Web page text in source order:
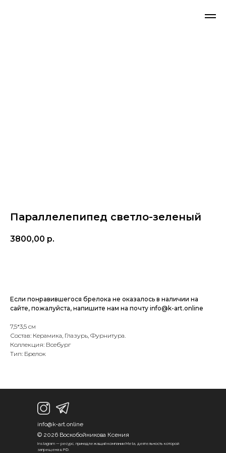
Параллелепипед светло-зеленый
3800,00 р.
Если понравившегося брелока не оказалось в наличии на
сайте, пожалуйста, напишите нам на почту info@k-art.online
7,5*3,5 см
Состав: Керамика, Глазурь, Фурнитура.
Коллекция: Всебург
Тип: Брелок
Instagram — ресурс, принадлежащий компании Meta, деятельность которой
запрещена в РФ.
© 2026 Воскобойникова Ксения
info@k-art.online